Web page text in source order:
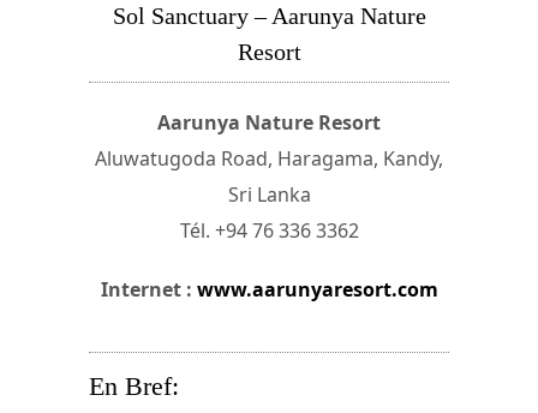
Sol Sanctuary – Aarunya Nature
Resort
Aarunya Nature Resort
Aluwatugoda Road, Haragama, Kandy,
Sri Lanka
Tél. +94 76 336 3362
Internet : www.aarunyaresort.com
En Bref: